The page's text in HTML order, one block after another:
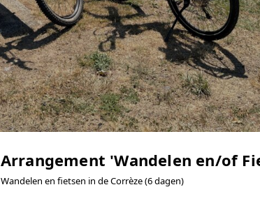
Arrangement 'Wandelen en/of
Wandelen en fietsen in de Corrèze (6 dagen)